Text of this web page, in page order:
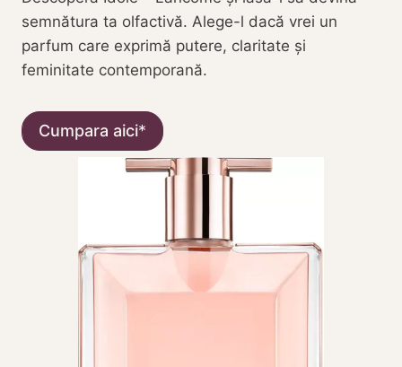
semnătura ta olfactivă. Alege-l dacă vrei un
parfum care exprimă putere, claritate și
feminitate contemporană.
Cumpara aici